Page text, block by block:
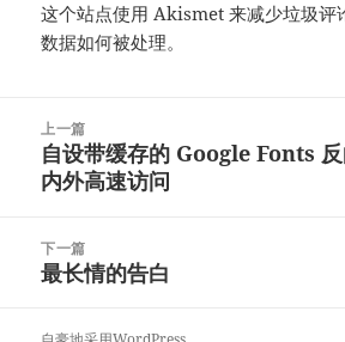
这个站点使用 Akismet 来减少垃圾评
数据如何被处理。
上一篇
上
篇
章：
自设带缓存的 Google Fonts
内外高速访问
下一篇
下
文
最长情的告白